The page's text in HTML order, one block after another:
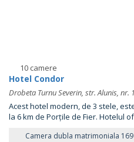
10 camere
Hotel Condor
Drobeta Turnu Severin, str. Alunis, nr.
Acest hotel modern, de 3 stele,
la 6 km de Porțile de Fier. Hotelul
Camera dubla matrimoniala